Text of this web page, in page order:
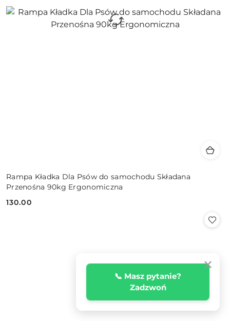
✕
📞 Masz pytanie?
Zadzwoń
Rampa Kładka Dla Psów do samochodu Składana
Przenośna 90kg Ergonomiczna
Cena:
130.00